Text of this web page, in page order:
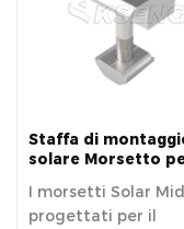
Staffa di
solare Morsetto
Morsetti centrali
I morsetti Solar
progettati per il